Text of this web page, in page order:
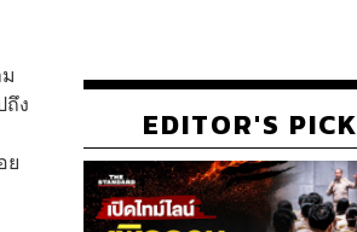
ง
ย
EDITOR'S PICK